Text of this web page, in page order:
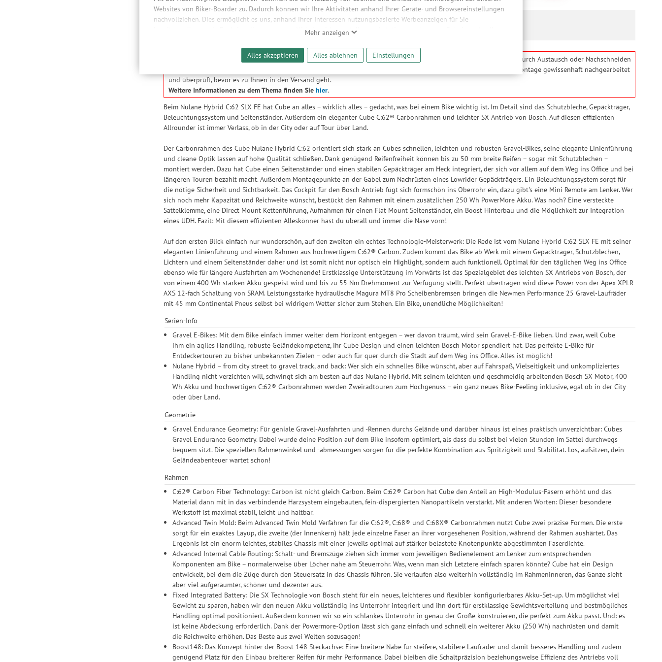
Websites von Biker-Boarder zu. Dadurch können wir Ihre Aktivitäten anhand Ihrer Geräte- und Browsereinstellungen
nachvollziehen. Dies ermöglicht es uns, anhand ihrer Interessen nutzungsbasierte Werbeanzeigen für Sie
bereitzustellen sowie Funktionalitäten unserer Website sicherzustellen und stetig zu verbessern. Dabei werden Ihre
Daten auch an Drittanbieter und Werbepartner weitergegeben. Die Verarbeitung erfolgt ausschließlich zum Zwecke
der Einbindung von Streaming-Inhalten und der Durchführung von statistischer Analyse, Reichweitenmessungen,
Produktempfehlungen und nutzungsbasierter Werbung. Informationen zu den einzelnen Funktionen, den
Nutzung unserer Website nicht erforderlich und gilt, bis sie widerrufen wird. Sie können Ihre Einwilligung unter
Einstellungen lediglich für bestimmte Drittanbieter erteilen und jederzeit für die Zukunft widerrufen.
Mehr anzeigen
Alles akzeptieren Alles ablehnen Einstellungen
Beschreibung
Cube hat einen Produktrückruf veröffentlicht, der sich auf die Befestigung der Tretkurbel bezieht. Das Problem kann durch Austausch oder Nachschneiden
des Gewindes der Kurbelschrauben schnell und sicher komplett behoben werden. Jedes unserer Bikes wird bei der Montage gewissenhaft nachgearbeitet
und überprüft, bevor es zu Ihnen in den Versand geht.
Weitere Informationen zu dem Thema finden Sie hier.
Beim Nulane Hybrid C:62 SLX FE hat Cube an alles – wirklich alles – gedacht, was bei einem Bike wichtig ist. Im Detail sind das Schutzbleche, Gepäckträger,
Beleuchtungssystem und Seitenständer. Außerdem ein eleganter Cube C:62® Carbonrahmen und leichter SX Antrieb von Bosch. Auf diesen effizienten
Allrounder ist immer Verlass, ob in der City oder auf Tour über Land.
Der Carbonrahmen des Cube Nulane Hybrid C:62 orientiert sich stark an Cubes schnellen, leichten und robusten Gravel-Bikes, seine elegante Linienführung
und cleane Optik lassen auf hohe Qualität schließen. Dank genügend Reifenfreiheit können bis zu 50 mm breite Reifen – sogar mit Schutzblechen –
montiert werden. Dazu hat Cube einen Seitenständer und einen stabilen Gepäckträger am Heck integriert, der sich vor allem auf dem Weg ins Office und bei
längeren Touren bezahlt macht. Außerdem Montagepunkte an der Gabel zum Nachrüsten eines Lowrider Gepäckträgers. Ein Beleuchtungssystem sorgt für
die nötige Sicherheit und Sichtbarkeit. Das Cockpit für den Bosch Antrieb fügt sich formschön ins Oberrohr ein, dazu gibt's eine Mini Remote am Lenker. Wer
sich noch mehr Kapazität und Reichweite wünscht, bestückt den Rahmen mit einem zusätzlichen 250 Wh PowerMore Akku. Was noch? Eine versteckte
Sattelklemme, eine Direct Mount Kettenführung, Aufnahmen für einen Flat Mount Seitenständer, ein Boost Hinterbau und die Möglichkeit zur Integration
eines UDH. Fazit: Mit diesem effizienten Alleskönner hast du überall und immer die Nase vorn!
Auf den ersten Blick einfach nur wunderschön, auf den zweiten ein echtes Technologie-Meisterwerk: Die Rede ist vom Nulane Hybrid C:62 SLX FE mit seiner
eleganten Linienführung und einem Rahmen aus hochwertigem C:62® Carbon. Zudem kommt das Bike ab Werk mit einem Gepäckträger, Schutzblechen,
Lichtern und einem Seitenständer daher und ist somit nicht nur optisch ein Highlight, sondern auch funktionell. Optimal für den täglichen Weg ins Office
ebenso wie für längere Ausfahrten am Wochenende! Erstklassige Unterstützung im Vorwärts ist das Spezialgebiet des leichten SX Antriebs von Bosch, der
von einem 400 Wh starken Akku gespeist wird und bis zu 55 Nm Drehmoment zur Verfügung stellt. Perfekt übertragen wird diese Power von der Apex XPLR
AXS 12-fach Schaltung von SRAM. Leistungsstarke hydraulische Magura MT8 Pro Scheibenbremsen bringen die Newmen Performance 25 Gravel-Laufräder
mit 45 mm Continental Pneus selbst bei widrigem Wetter sicher zum Stehen. Ein Bike, unendliche Möglichkeiten!
Serien-Info
Gravel E-Bikes: Mit dem Bike einfach immer weiter dem Horizont entgegen – wer davon träumt, wird sein Gravel-E-Bike lieben. Und zwar, weil Cube
ihm ein agiles Handling, robuste Geländekompetenz, ihr Cube Design und einen leichten Bosch Motor spendiert hat. Das perfekte E-Bike für
Entdeckertouren zu bisher unbekannten Zielen – oder auch für quer durch die Stadt auf dem Weg ins Office. Alles ist möglich!
Nulane Hybrid – from city street to gravel track, and back: Wer sich ein schnelles Bike wünscht, aber auf Fahrspaß, Vielseitigkeit und unkompliziertes
Handling nicht verzichten will, schwingt sich am besten auf das Nulane Hybrid. Mit seinem leichten und geschmeidig arbeitenden Bosch SX Motor, 400
Wh Akku und hochwertigen C:62® Carbonrahmen werden Zweiradtouren zum Hochgenuss – ein ganz neues Bike-Feeling inklusive, egal ob in der City
oder über Land.
Geometrie
Gravel Endurance Geometry: Für geniale Gravel-Ausfahrten und -Rennen durchs Gelände und darüber hinaus ist eines praktisch unverzichtbar: Cubes
Gravel Endurance Geometry. Dabei wurde deine Position auf dem Bike insofern optimiert, als dass du selbst bei vielen Stunden im Sattel durchwegs
bequem sitzt. Die speziellen Rahmenwinkel und -abmessungen sorgen für die perfekte Kombination aus Spritzigkeit und Stabilität. Los, aufsitzen, dein
Geländeabenteuer wartet schon!
Rahmen
C:62® Carbon Fiber Technology: Carbon ist nicht gleich Carbon. Beim C:62® Carbon hat Cube den Anteil an High-Modulus-Fasern erhöht und das
Material dann mit in das verbindende Harzsystem eingebauten, fein-dispergierten Nanopartikeln verstärkt. Mit anderen Worten: Dieser besondere
Werkstoff ist maximal stabil, leicht und haltbar.
Advanced Twin Mold: Beim Advanced Twin Mold Verfahren für die C:62®, C:68® und C:68X® Carbonrahmen nutzt Cube zwei präzise Formen. Die erste
sorgt für ein exaktes Layup, die zweite (der Innenkern) hält jede einzelne Faser an ihrer vorgesehenen Position, während der Rahmen aushärtet. Das
Ergebnis ist ein enorm leichtes, stabiles Chassis mit einer jeweils optimal auf stärker belastete Knotenpunkte abgestimmten Faserdichte.
Advanced Internal Cable Routing: Schalt- und Bremszüge ziehen sich immer vom jeweiligen Bedienelement am Lenker zum entsprechenden
Komponenten am Bike – normalerweise über Löcher nahe am Steuerrohr. Was, wenn man sich Letztere einfach sparen könnte? Cube hat ein Design
entwickelt, bei dem die Züge durch den Steuersatz in das Chassis führen. Sie verlaufen also weiterhin vollständig im Rahmeninneren, das Ganze sieht
aber viel aufgeräumter, schöner und dezenter aus.
Fixed Integrated Battery: Die SX Technologie von Bosch steht für ein neues, leichteres und flexibler konfigurierbares Akku-Set-up. Um möglichst viel
Gewicht zu sparen, haben wir den neuen Akku vollständig ins Unterrohr integriert und ihn dort für erstklassige Gewichtsverteilung und bestmögliches
Handling optimal positioniert. Außerdem können wir so ein schlankes Unterrohr in genau der Größe konstruieren, die perfekt zum Akku passt. Und: es
ist keine Abdeckung erforderlich. Dank der Powermore-Option lässt sich ganz einfach und schnell ein weiterer Akku (250 Wh) nachrüsten und damit
die Reichweite erhöhen. Das Beste aus zwei Welten sozusagen!
Boost148: Das Konzept hinter der Boost 148 Steckachse: Eine breitere Nabe für steifere, stabilere Laufräder und damit besseres Handling und zudem
genügend Platz für den Einbau breiterer Reifen für mehr Performance. Dabei bleiben die Schaltpräzision beziehungsweise Effizienz des Antriebs voll